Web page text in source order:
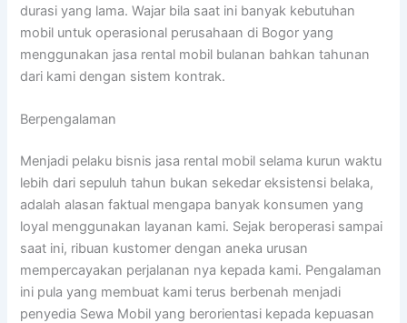
durasi yang lama. Wajar bila saat ini banyak kebutuhan
mobil untuk operasional perusahaan di Bogor yang
menggunakan jasa rental mobil bulanan bahkan tahunan
dari kami dengan sistem kontrak.
Berpengalaman
Menjadi pelaku bisnis jasa rental mobil selama kurun waktu
lebih dari sepuluh tahun bukan sekedar eksistensi belaka,
adalah alasan faktual mengapa banyak konsumen yang
loyal menggunakan layanan kami. Sejak beroperasi sampai
saat ini, ribuan kustomer dengan aneka urusan
mempercayakan perjalanan nya kepada kami. Pengalaman
ini pula yang membuat kami terus berbenah menjadi
penyedia Sewa Mobil yang berorientasi kepada kepuasan